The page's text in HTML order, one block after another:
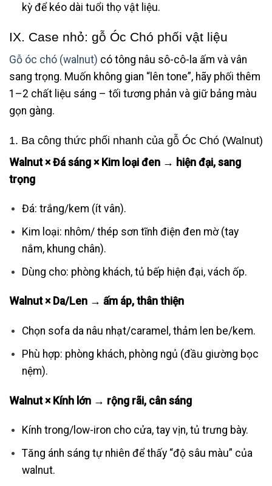
kỳ để kéo dài tuổi thọ vật liệu.
IX. Case nhỏ: gỗ Óc Chó phối vật liệu
Gỗ óc chó (walnut) có tông nâu sô-cô-la ấm và vân
sang trọng. Muốn không gian “lên tone”, hãy phối thêm
1–2 chất liệu sáng – tối tương phản và giữ bảng màu
gọn gàng.
1. Ba công thức phối nhanh của gỗ Óc Chó (Walnut)
Walnut × Đá sáng × Kim loại đen → hiện đại, sang
trọng
Đá: trắng/kem (ít vân).
Kim loại: nhôm/ thép sơn tĩnh điện đen mờ (tay
nắm, khung chân).
Dùng cho: phòng khách, tủ bếp hiện đại, vách ốp.
Walnut × Da/Len → ấm áp, thân thiện
Chọn sofa da nâu nhạt/caramel, thảm len be/kem.
Phù hợp: phòng khách, phòng ngủ (đầu giường bọc
nệm).
Walnut × Kính lớn → rộng rãi, cân sáng
Kính trong/low-iron cho cửa, tay vịn, tủ trưng bày.
Tăng ánh sáng tự nhiên để thấy “độ sâu màu” của
walnut.